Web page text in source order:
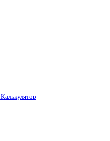
Калькулятор